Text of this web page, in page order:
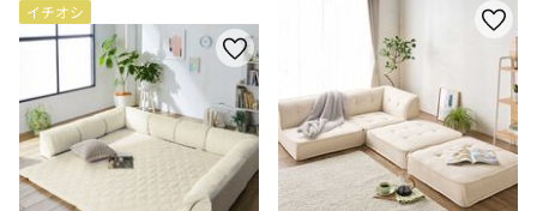
イチオシ